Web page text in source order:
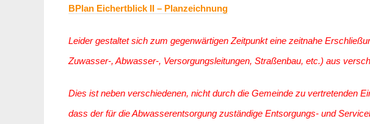
BPlan Eichertblick II – Planzeichnung
Leider gestaltet sich zum gegenwärtigen Zeitpunkt eine zeitnahe
Zuwasser-, Abwasser-, Versorgungsleitungen, Straßenbau, etc.) aus
Dies ist neben verschiedenen, nicht durch die Gemeinde zu vertretenden
dass der für die Abwasserentsorgung zuständige Entsorgungs- und